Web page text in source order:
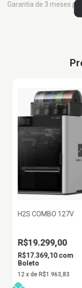
Garantia de 3 meses
H2S COMBO 127V
R$19.299,00
R$17.369,10com
Boleto
12 x de R$1.963,83